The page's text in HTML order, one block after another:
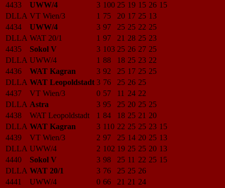
4433
UWW/4 3 100 25 19 15 26 15
DLLA VT Wien/3 1 75 20 17 25 13
4434
UWW/4 3 97 25 25 22 25
DLLA WAT 20/1 1 97 21 28 25 23
4435
Sokol V 3 103 25 26 27 25
DLLA UWW/4 1 88 18 25 23 22
4436
WAT Kagran 3 92 25 17 25 25
DLLA WAT Leopoldstadt 3 76 25 26 25
4437
VT Wien/3 0 57 11 24 22
DLLA Astra 3 95 25 20 25 25
4438
WAT Leopoldstadt 1 84 18 25 21 20
DLLA WAT Kagran 3 110 22 25 25 23 15
4439
VT Wien/3 2 97 25 14 20 25 13
DLLA UWW/4 2 102 19 25 25 20 13
4440
Sokol V 3 98 25 11 22 25 15
DLLA WAT 20/1 3 76 25 25 26
4441
UWW/4 0 66 21 21 24